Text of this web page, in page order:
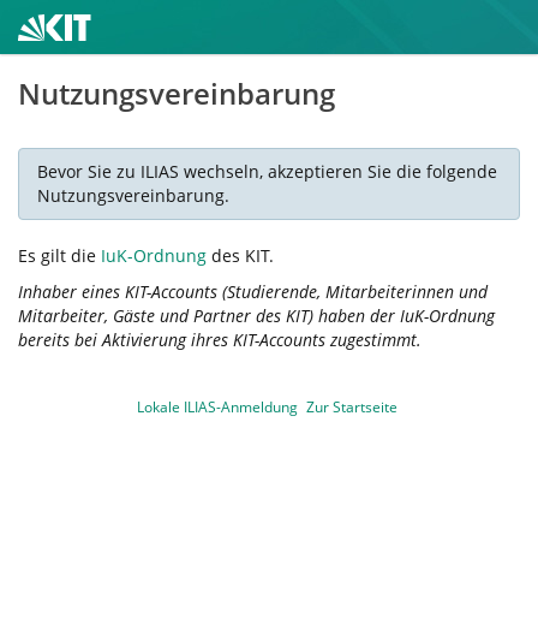
Nutzungsvereinbarung
Bevor Sie zu ILIAS wechseln, akzeptieren Sie die folgende
Nutzungsvereinbarung.
Es gilt die IuK-Ordnung des KIT.
Inhaber eines KIT-Accounts (Studierende, Mitarbeiterinnen und
Mitarbeiter, Gäste und Partner des KIT) haben der IuK-Ordnung
bereits bei Aktivierung ihres KIT-Accounts zugestimmt.
Lokale ILIAS-Anmeldung Zur Startseite